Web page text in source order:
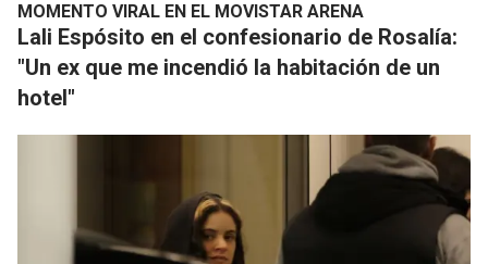
MOMENTO VIRAL EN EL MOVISTAR ARENA
Lali Espósito en el confesionario de Rosalía:
"Un ex que me incendió la habitación de un
hotel"